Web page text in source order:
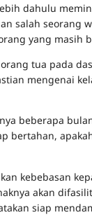
dahulu
salah seorang
yang masih
tua pada
mengenai
beberapa
bertahan,
kebebasan
akan
siap